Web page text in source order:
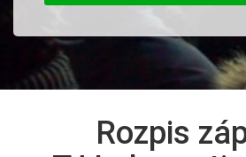
Rozpis